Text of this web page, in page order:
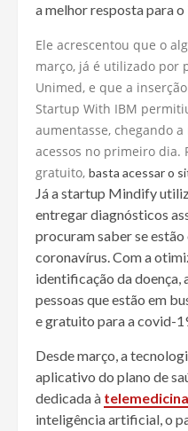
a melhor resposta para
Ele acrescentou que o
março, já é utilizado por
Unimed, e que a
Startup With IBM
aumentasse, chegando
acessos no primeiro dia.
gratuito, basta acessar o
Já a startup Mindify
entregar diagnósticos
procuram saber se
coronavírus. Com a
identificação da
pessoas que estão em
e gratuito para a covid-
Desde março, a
aplicativo do plano de
dedicada à telemedicina
inteligência artificial, o